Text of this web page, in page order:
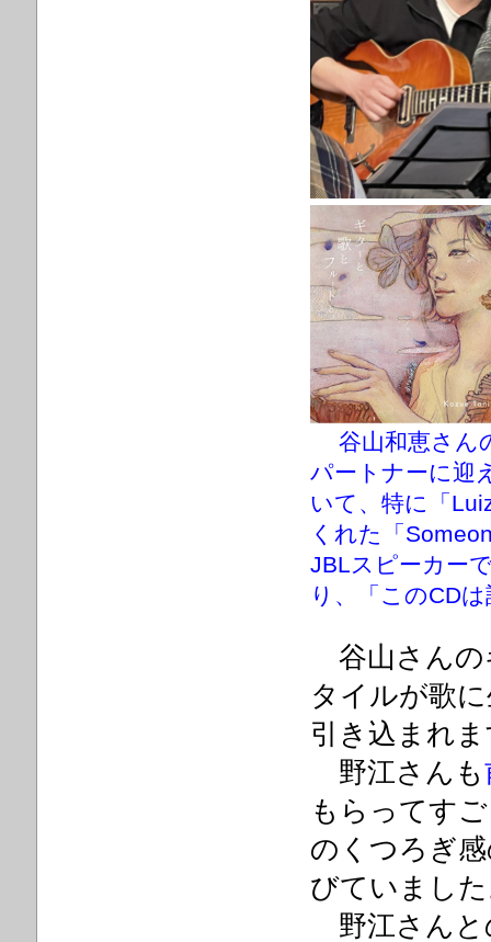
谷山和恵さん
パートナーに迎
いて、特に「
くれた「
JBLスピーカー
り、「このCD
谷山さんの
タイルが歌
引き込まれ
野江さんも
もらってす
のくつろぎ
びていまし
野江さんと